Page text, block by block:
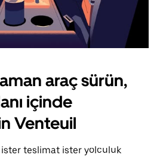
araç sürün,
içinde
Venteuil
teslimat ister yolculuk